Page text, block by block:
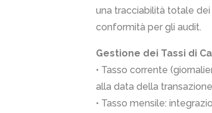
una tracciabilità totale
conformità per gli audit.
Gestione dei Tassi di
• Tasso corrente
alla data della
• Tasso mensile: